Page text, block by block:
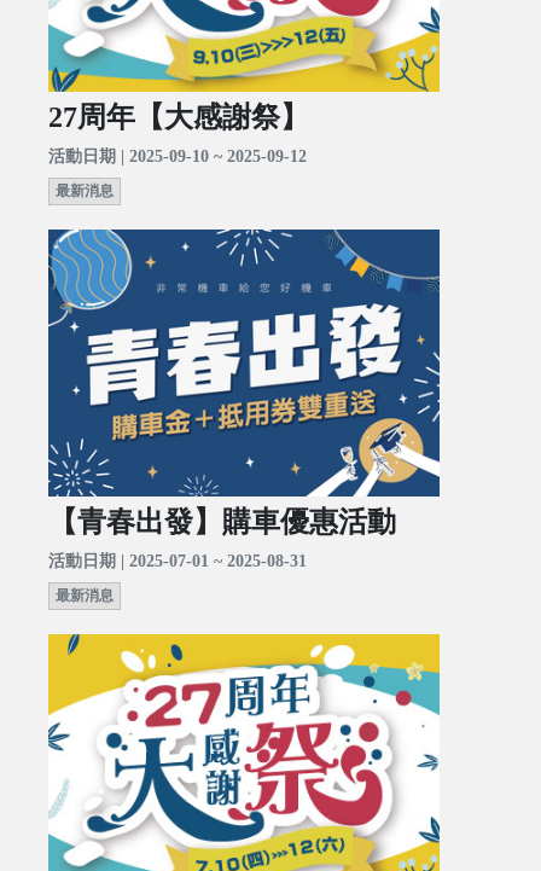
27周年【大感謝祭】
活動日期 | 2025-09-10 ~ 2025-09-12
最新消息
【青春出發】購車優惠活動
活動日期 | 2025-07-01 ~ 2025-08-31
最新消息